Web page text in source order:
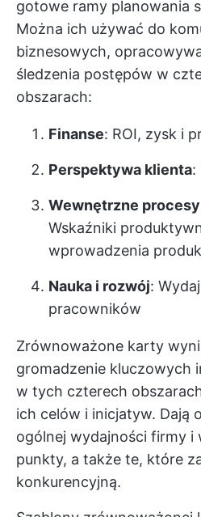
gotowe ramy planowania
Można ich używać do
biznesowych,
śledzenia postępów w
obszarach:
Finanse: ROI, zysk i
Perspektywa klienta:
Wewnętrzne
Wskaźniki
wprowadzenia
Nauka i rozwój:
pracowników
Zrównoważone karty
gromadzenie kluczowych
w tych czterech
ich celów i inicjatyw. Dają
ogólnej wydajności firmy i
punkty, a także te, które
konkurencyjną.